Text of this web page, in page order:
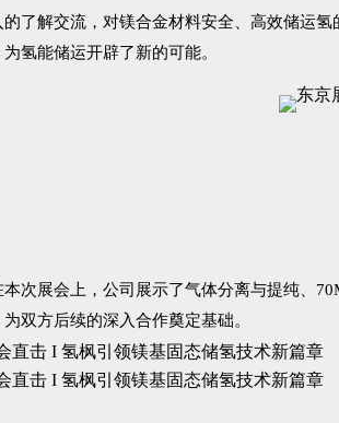
了解交流，对镁合金材料安全、高效储运
氢能储运开辟了新的可能。
次展会上，公司展示了气体分离与提纯、
双方后续的深入合作奠定基础。